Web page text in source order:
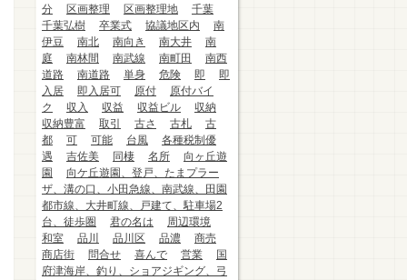
分
区画整理 区画整理地
千葉
千葉弘樹
卒業式 協議地区内
南
伊豆
南北 南向き 南大井
南
庭
南林間 南武線 南町田
南西
道路
南道路 単身 危険 即
即
入居
即入居可 原付
原付バイ
ク
収入 収益 収益ビル
収納
収納豊富
取引 古さ 古札
古
都
可 可能 台風
各種税制優
遇
吉佐美 同棲 名所
向ヶ丘遊
園
向ケ丘遊園、登戸、たまプラー
ザ、溝の口、小田急線、南武線、田園
都市線、大井町線、戸建て、駐車場2
台、徒歩圏
君の名は
周辺環境
和室
品川 品川区 品濃
商売
商店街
問合せ 喜んで 営業
国
府津海岸、釣り、ショアジギング、弓